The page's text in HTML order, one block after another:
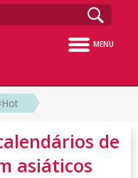
MENU
de
asiáticos